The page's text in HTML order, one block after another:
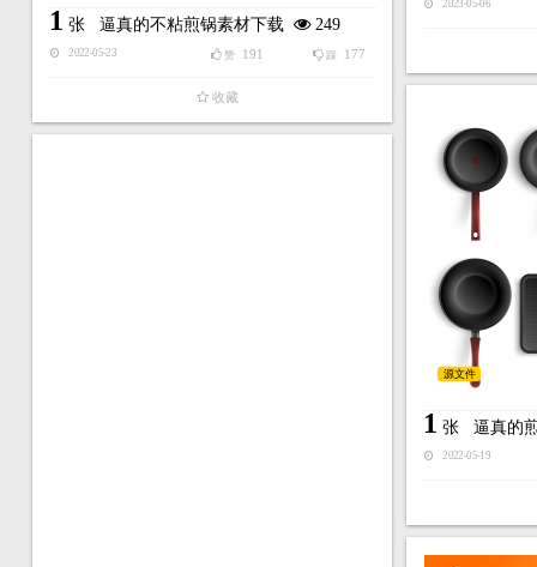
2023-05-06
1 张 逼真的不粘煎锅素材下载 249
2022-05-23 踩 177
赞 191
收藏
源文件
1 张 逼真的
2022-05-19